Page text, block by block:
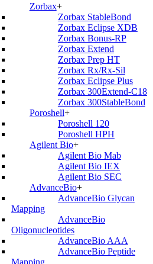
Zorbax+
Zorbax StableBond
Zorbax Eclipse XDB
Zorbax Bonus-RP
Zorbax Extend
Zorbax Prep HT
Zorbax Rx/Rx-Sil
Zorbax Eclipse Plus
Zorbax 300Extend-C18
Zorbax 300StableBond
Poroshell+
Poroshell 120
Poroshell HPH
Agilent Bio+
Agilent Bio Mab
Agilent Bio IEX
Agilent Bio SEC
AdvanceBio+
AdvanceBio Glycan
Mapping
AdvanceBio
Oligonucleotides
AdvanceBio AAA
AdvanceBio Peptide
Mapping